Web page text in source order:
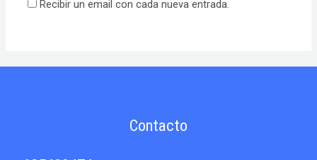
Recibir un email con cada nueva entrada.
Contacto